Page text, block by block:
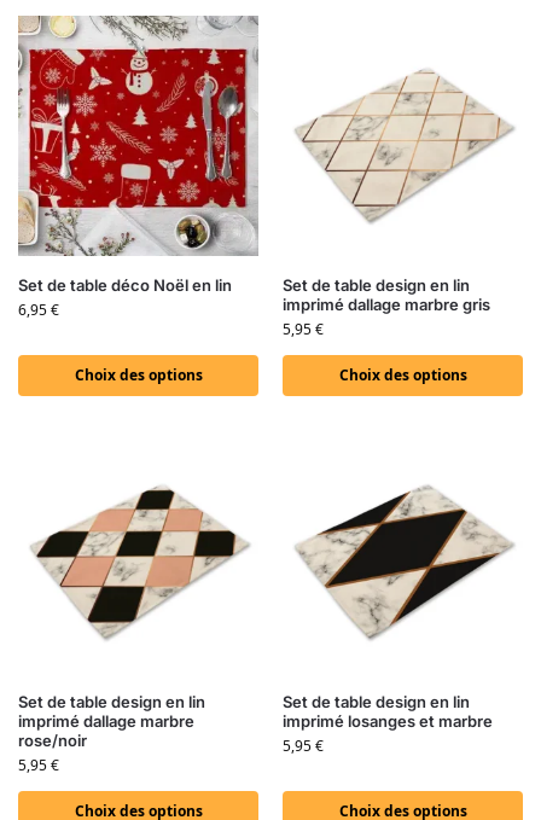
Set de table déco Noël en lin
6,95€
Choix des options
Set de table design en lin
imprimé dallage marbre gris
5,95€
Choix des options
Set de table design en lin
imprimé dallage marbre
rose/noir
5,95€
Choix des options
Set de table design en lin
imprimé losanges et marbre
5,95€
Choix des options